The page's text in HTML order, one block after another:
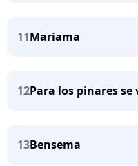
11Mariama
12Para los pinares
13Bensema